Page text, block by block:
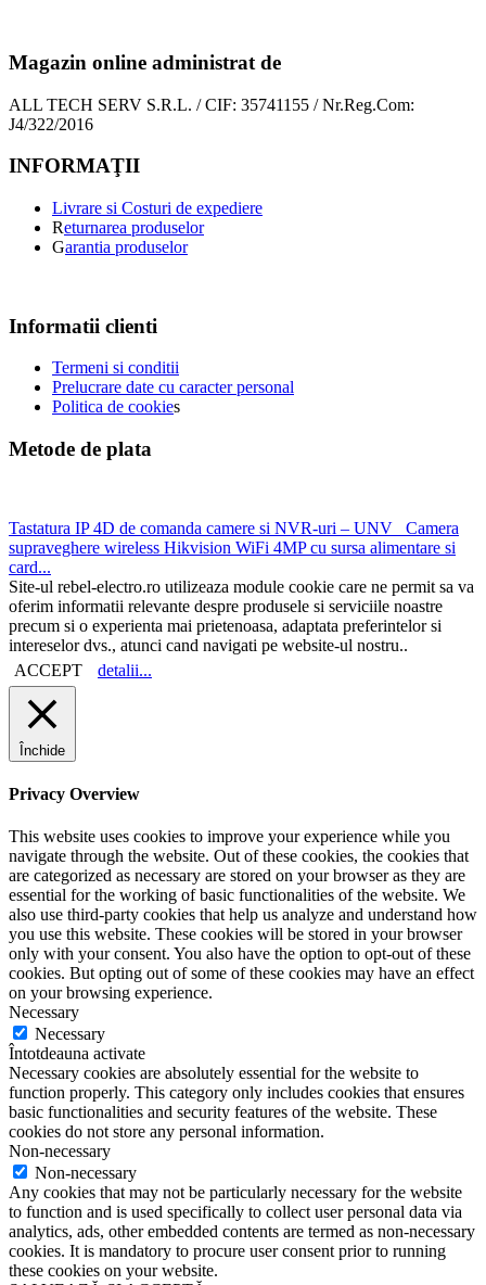
Magazin online administrat de
ALL TECH SERV S.R.L. / CIF: 35741155 / Nr.Reg.Com:
J4/322/2016
INFORMAŢII
Livrare si Costuri de expediere
Returnarea produselor
Garantia produselor
Informatii clienti
Termeni si conditii
Prelucrare date cu caracter personal
Politica de cookies
Metode de plata
Tastatura IP 4D de comanda camere si NVR-uri – UNV
Camera
supraveghere wireless Hikvision WiFi 4MP cu sursa alimentare si
card...
Site-ul rebel-electro.ro utilizeaza module cookie care ne permit sa va
oferim informatii relevante despre produsele si serviciile noastre
precum si o experienta mai prietenoasa, adaptata preferintelor si
intereselor dvs., atunci cand navigati pe website-ul nostru..
ACCEPT
detalii...
Închide
Privacy Overview
This website uses cookies to improve your experience while you
navigate through the website. Out of these cookies, the cookies that
are categorized as necessary are stored on your browser as they are
essential for the working of basic functionalities of the website. We
also use third-party cookies that help us analyze and understand how
you use this website. These cookies will be stored in your browser
only with your consent. You also have the option to opt-out of these
cookies. But opting out of some of these cookies may have an effect
on your browsing experience.
Necessary
Necessary
Întotdeauna activate
Necessary cookies are absolutely essential for the website to
function properly. This category only includes cookies that ensures
basic functionalities and security features of the website. These
cookies do not store any personal information.
Non-necessary
Non-necessary
Any cookies that may not be particularly necessary for the website
to function and is used specifically to collect user personal data via
analytics, ads, other embedded contents are termed as non-necessary
cookies. It is mandatory to procure user consent prior to running
these cookies on your website.